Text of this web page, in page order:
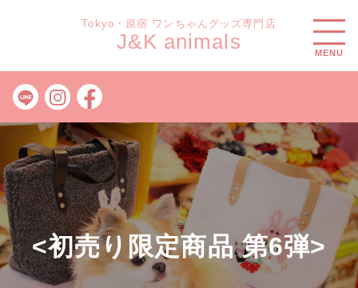
Tokyo・原宿 ワンちゃんグッズ専門店
J&K animals MENU
<初売り限定商品 第6弾>